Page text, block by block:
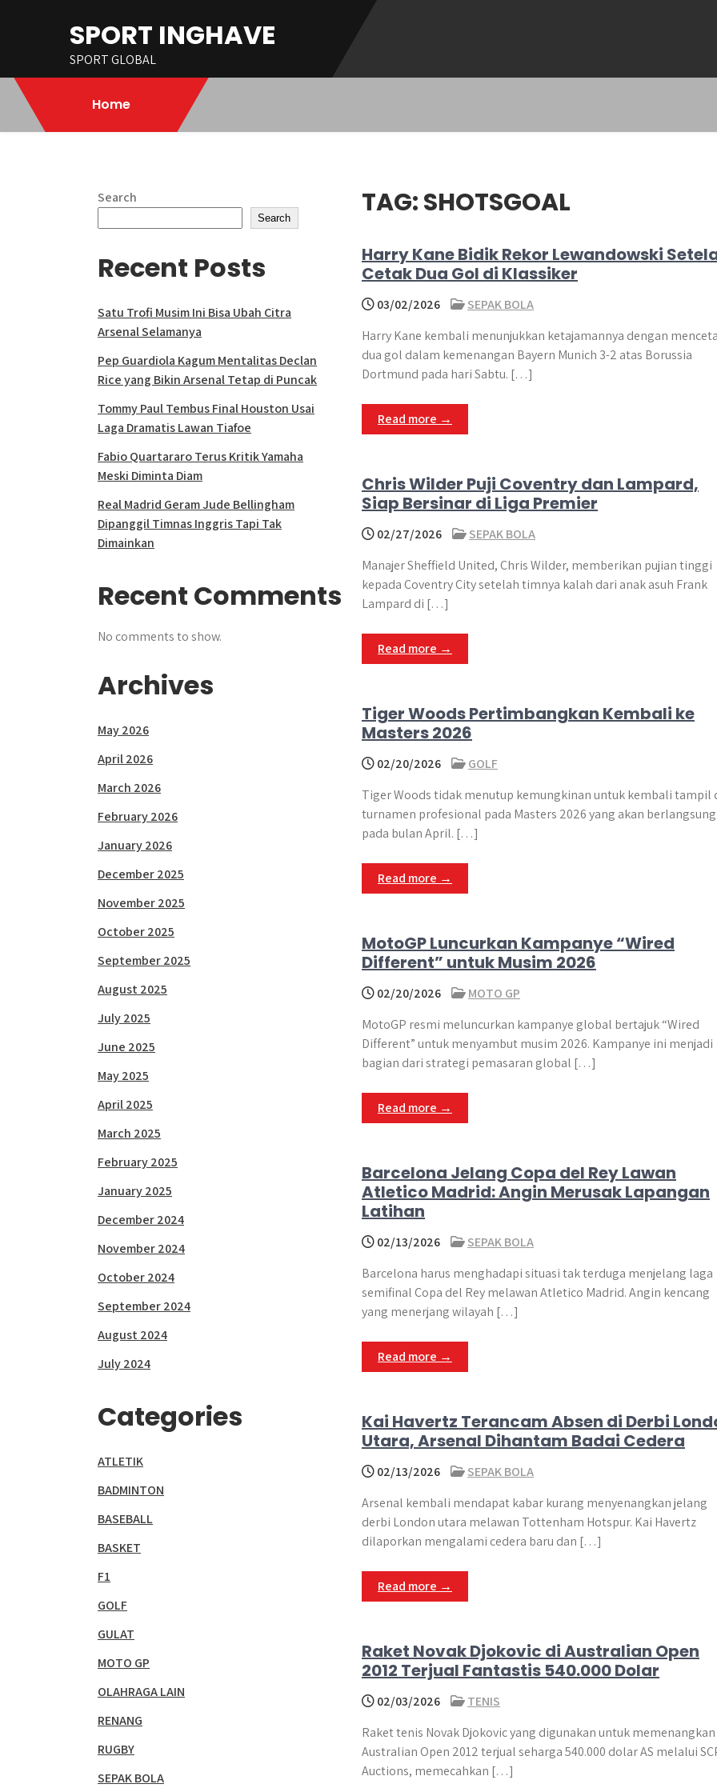
SPORT INGHAVE
SPORT GLOBAL
Home
TAG:SHOTSGOAL
Harry Kane Bidik Rekor Lewandowski
Cetak Dua Gol di Klassiker
03/02/2026
SEPAK BOLA
Harry Kane kembali menunjukkan ketajamannya dengan
dua gol dalam kemenangan Bayern Munich 3-2 atas Borussia
Dortmund pada hari Sabtu. […]
Read more →
Chris Wilder Puji Coventry dan Lampard,
Siap Bersinar di Liga Premier
02/27/2026
SEPAK BOLA
Manajer Sheffield United, Chris Wilder, memberikan pujian tinggi
kepada Coventry City setelah timnya kalah dari anak asuh Frank
Lampard di […]
Read more →
Tiger Woods Pertimbangkan Kembali ke
Masters 2026
02/20/2026
GOLF
Tiger Woods tidak menutup kemungkinan untuk kembali tampil
turnamen profesional pada Masters 2026 yang akan berlangsung
pada bulan April. […]
Read more →
MotoGP Luncurkan Kampanye “Wired
Different” untuk Musim 2026
02/20/2026
MOTO GP
MotoGP resmi meluncurkan kampanye global bertajuk “Wired
Different” untuk menyambut musim 2026. Kampanye ini menjadi
bagian dari strategi pemasaran global […]
Read more →
Barcelona Jelang Copa del Rey Lawan
Atletico Madrid: Angin Merusak Lapangan
Latihan
02/13/2026
SEPAK BOLA
Barcelona harus menghadapi situasi tak terduga menjelang laga
semifinal Copa del Rey melawan Atletico Madrid. Angin kencang
yang menerjang wilayah […]
Read more →
Kai Havertz Terancam Absen di Derbi
Utara, Arsenal Dihantam Badai Cedera
02/13/2026
SEPAK BOLA
Arsenal kembali mendapat kabar kurang menyenangkan jelang
derbi London utara melawan Tottenham Hotspur. Kai Havertz
dilaporkan mengalami cedera baru dan […]
Read more →
Raket Novak Djokovic di Australian Open
2012 Terjual Fantastis 540.000 Dolar
02/03/2026
TENIS
Raket tenis Novak Djokovic yang digunakan untuk memenangkan
Australian Open 2012 terjual seharga 540.000 dolar AS melalui
Auctions, memecahkan […]
Search
Search
Recent Posts
Satu Trofi Musim Ini Bisa Ubah Citra
Arsenal Selamanya
Pep Guardiola Kagum Mentalitas Declan
Rice yang Bikin Arsenal Tetap di Puncak
Tommy Paul Tembus Final Houston Usai
Laga Dramatis Lawan Tiafoe
Fabio Quartararo Terus Kritik Yamaha
Meski Diminta Diam
Real Madrid Geram Jude Bellingham
Dipanggil Timnas Inggris Tapi Tak
Dimainkan
Recent Comments
No comments to show.
Archives
May 2026
April 2026
March 2026
February 2026
January 2026
December 2025
November 2025
October 2025
September 2025
August 2025
July 2025
June 2025
May 2025
April 2025
March 2025
February 2025
January 2025
December 2024
November 2024
October 2024
September 2024
August 2024
July 2024
Categories
ATLETIK
BADMINTON
BASEBALL
BASKET
F1
GOLF
GULAT
MOTO GP
OLAHRAGA LAIN
RENANG
RUGBY
SEPAK BOLA